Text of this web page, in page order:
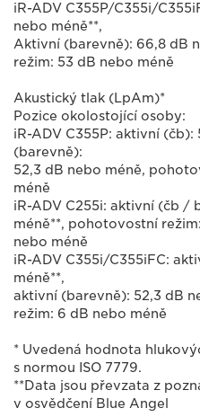
iR-ADV C355P/C355i/
nebo méně**,
Aktivní (barevně): 66,8 dB
režim: 53 dB nebo méně
Akustický tlak (LpAm)*
Pozice okolostojící osoby:
iR-ADV C355P: aktivní
(barevně):
52,3 dB nebo méně,
méně
iR-ADV C255i: aktivní (čb /
méně**, pohotovostní
nebo méně
iR-ADV C355i/C355iFC:
méně**,
aktivní (barevně): 52,3 dB
režim: 6 dB nebo méně
* Uvedená hodnota
s normou ISO 7779.
**Data jsou převzata z
v osvědčení Blue Angel